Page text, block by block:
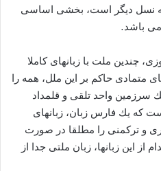
به نسل دیگر است، بخشی اساسی
باشد.
چندین ملت با زبانهای كاملا
متمادی حاكم بر این ملل، همه‌ را
سرزمین واحد تلقی و قلمداد
كه‌ یك فارس زبان، زبانهای
و تركمنی را مطلقا در صورت
از این زبانها، زبان ملتی جدا از